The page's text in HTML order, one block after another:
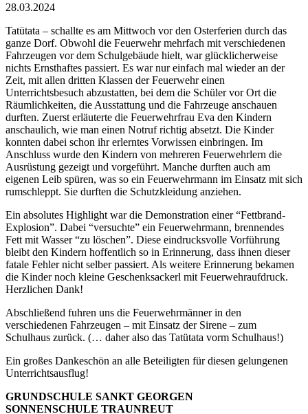
28.03.2024
Tatütata – schallte es am Mittwoch vor den Osterferien durch das
ganze Dorf. Obwohl die Feuerwehr mehrfach mit verschiedenen
Fahrzeugen vor dem Schulgebäude hielt, war glücklicherweise
nichts Ernsthaftes passiert. Es war nur einfach mal wieder an der
Zeit, mit allen dritten Klassen der Feuerwehr einen
Unterrichtsbesuch abzustatten, bei dem die Schüler vor Ort die
Räumlichkeiten, die Ausstattung und die Fahrzeuge anschauen
durften. Zuerst erläuterte die Feuerwehrfrau Eva den Kindern
anschaulich, wie man einen Notruf richtig absetzt. Die Kinder
konnten dabei schon ihr erlerntes Vorwissen einbringen. Im
Anschluss wurde den Kindern von mehreren Feuerwehrlern die
Ausrüstung gezeigt und vorgeführt. Manche durften auch am
eigenen Leib spüren, was so ein Feuerwehrmann im Einsatz mit sich
rumschleppt. Sie durften die Schutzkleidung anziehen.
Ein absolutes Highlight war die Demonstration einer “Fettbrand-
Explosion”. Dabei “versuchte” ein Feuerwehrmann, brennendes
Fett mit Wasser “zu löschen”. Diese eindrucksvolle Vorführung
bleibt den Kindern hoffentlich so in Erinnerung, dass ihnen dieser
fatale Fehler nicht selber passiert. Als weitere Erinnerung bekamen
die Kinder noch kleine Geschenksackerl mit Feuerwehraufdruck.
Herzlichen Dank!
Abschließend fuhren uns die Feuerwehrmänner in den
verschiedenen Fahrzeugen – mit Einsatz der Sirene – zum
Schulhaus zurück. (… daher also das Tatütata vorm Schulhaus!)
Ein großes Dankeschön an alle Beteiligten für diesen gelungenen
Unterrichtsausflug!
GRUNDSCHULE SANKT GEORGEN
SONNENSCHULE TRAUNREUT